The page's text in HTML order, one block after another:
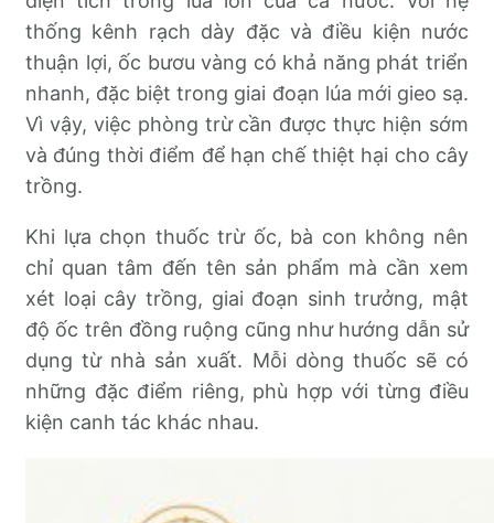
thống kênh rạch dày đặc và điều kiện nước
thuận lợi, ốc bươu vàng có khả năng phát triển
nhanh, đặc biệt trong giai đoạn lúa mới gieo sạ.
Vì vậy, việc phòng trừ cần được thực hiện sớm
và đúng thời điểm để hạn chế thiệt hại cho cây
trồng.
Khi lựa chọn thuốc trừ ốc, bà con không nên
chỉ quan tâm đến tên sản phẩm mà cần xem
xét loại cây trồng, giai đoạn sinh trưởng, mật
độ ốc trên đồng ruộng cũng như hướng dẫn sử
dụng từ nhà sản xuất. Mỗi dòng thuốc sẽ có
những đặc điểm riêng, phù hợp với từng điều
kiện canh tác khác nhau.